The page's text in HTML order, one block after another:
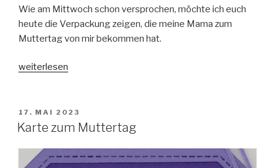
Wie am Mittwoch schon versprochen, möchte ich euch
heute die Verpackung zeigen, die meine Mama zum
Muttertag von mir bekommen hat.
„Schoki
weiterlesen
VERÖFFENTLICHT
AM
17. MAI 2023
Karte zum Muttertag